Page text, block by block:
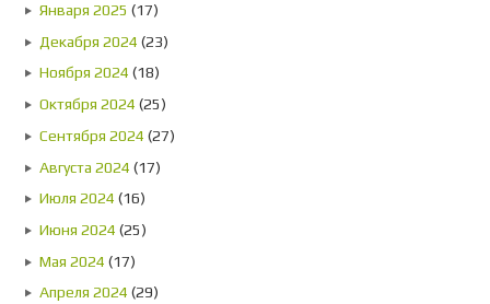
Января 2025 (17)
Декабря 2024 (23)
Ноября 2024 (18)
Октября 2024 (25)
Сентября 2024 (27)
Августа 2024 (17)
Июля 2024 (16)
Июня 2024 (25)
Мая 2024 (17)
Апреля 2024 (29)